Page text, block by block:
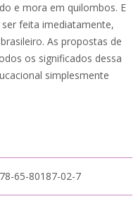
e mora em quilombos. E
feita imediatamente,
As propostas de
os significados dessa
simplesmente
65-80187-02-7